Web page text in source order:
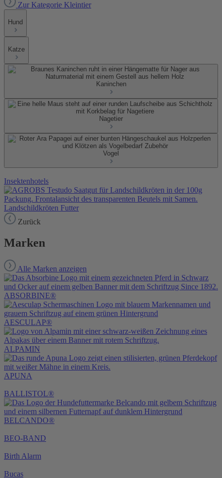
Zur Kategorie Kleintier
Hund
Katze
Kaninchen
Nagetier
Vogel
Insektenhotels
Landschildkröten Futter
Zurück
Marken
Alle Marken anzeigen
ABSORBINE®
AESCULAP®
ALPAMIN
APUNA
BALLISTOL®
BELCANDO®
BEO-BAND
Birth Alarm
Bucas